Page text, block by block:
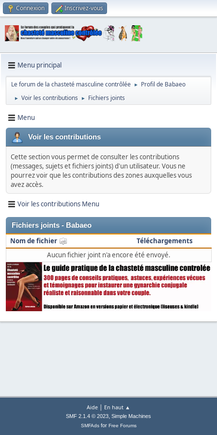
Connexion Inscrivez-vous
Menu principal
Le forum de la chasteté masculine contrôlée ► Profil de Babaeo
► Voir les contributions ► Fichiers joints
Menu
Voir les contributions
Cette section vous permet de consulter les contributions
(messages, sujets et fichiers joints) d'un utilisateur. Vous ne
pourrez voir que les contributions des zones auxquelles vous
avez accès.
Voir les contributions Menu
Fichiers joints - Babaeo
Nom de fichier
Téléchargements
Aucun fichier joint n'a encore été envoyé.
Aide | En haut ▲
SMF 2.1.4 © 2023, Simple Machines
SMFAdsfor Free Forums